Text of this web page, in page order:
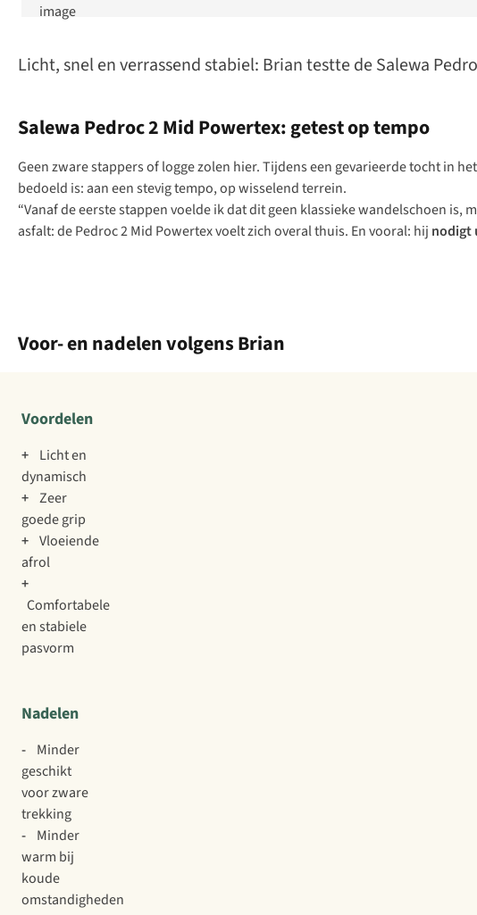
Licht, snel en verrassend stabiel: Brian testte de Salewa
Salewa Pedroc 2 Mid Powertex: getest op tempo
Geen zware stappers of logge zolen hier. Tijdens een gevarieerde tocht in
bedoeld is: aan een stevig tempo, op wisselend terrein.
“Vanaf de eerste stappen voelde ik dat dit geen klassieke wandelschoen is,
asfalt: de Pedroc 2 Mid Powertex voelt zich overal thuis. En vooral: hij nodigt
Voor- en nadelen volgens Brian
Voordelen
+ Licht en
dynamisch
+ Zeer
goede grip
+ Vloeiende
afrol
+
Comfortabele
en stabiele
pasvorm
Nadelen
- Minder
geschikt
voor zware
trekking
- Minder
warm bij
koude
omstandigheden